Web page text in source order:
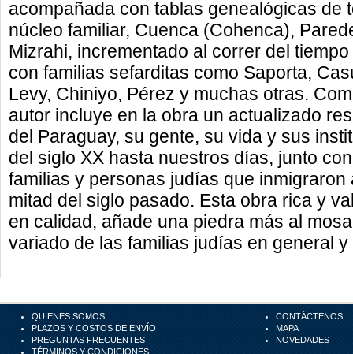
acompañada con tablas genealógicas de
núcleo familiar, Cuenca (Cohenca),
Mizrahi, incrementado al correr del
con familias sefarditas como Saporta,
Levy, Chiniyo, Pérez y muchas otras.
autor incluye en la obra un actualizado
del Paraguay, su gente, su vida y sus
del siglo XX hasta nuestros días, junto
familias y personas judías que
mitad del siglo pasado. Esta obra rica y
en calidad, añade una piedra más al
variado de las familias judías en general
QUIENES SOMOS
PLAZOS Y COSTOS DE ENVÍO
PREGUNTAS FRECUENTES
TÉRMINOS Y CONDICIONES
CONTÁCTENOS
MAPA
NOVEDADES